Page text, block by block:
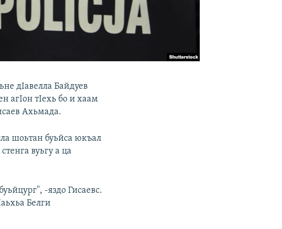
дIавелла Байдуев
агIон тIехь бо и хаам
Ахьмада.
шоьтан буьйса юкъал
вуьгу а ца
-яздо Гисаевс.
Белги